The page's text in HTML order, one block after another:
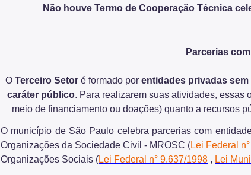
Não houve Termo de Cooperação Técnica
Parcerias
O Terceiro Setor é formado por entidades privadas
caráter público. Para realizarem suas atividades, essas
meio de financiamento ou doações) quanto a recursos
O município de São Paulo celebra parcerias com
Organizações da Sociedade Civil - MROSC (Lei Federal
Organizações Sociais (Lei Federal n° 9.637/1998 , Lei